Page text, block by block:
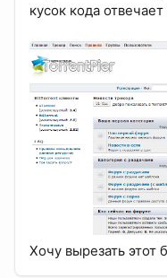
кусок кода
Хочу вырезать этот